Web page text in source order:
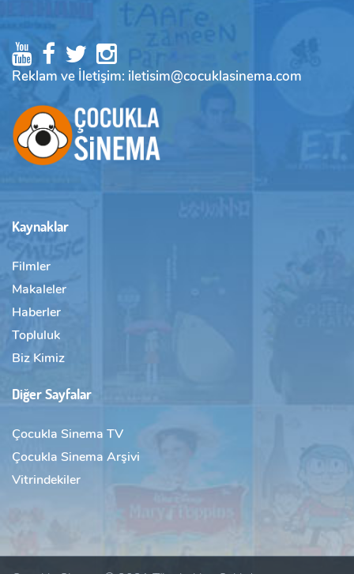
Reklam ve İletişim: iletisim@cocuklasinema.com
Kaynaklar
Filmler
Makaleler
Haberler
Topluluk
Biz Kimiz
Diğer Sayfalar
Çocukla Sinema TV
Çocukla Sinema Arşivi
Vitrindekiler